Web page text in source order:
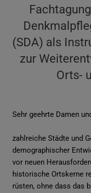
(SDA) als
zur
Orts-
Sehr geehrte Damen
zahlreiche Städte und
demographischer
vor neuen
historische Ortskerne
rüsten, ohne dass das